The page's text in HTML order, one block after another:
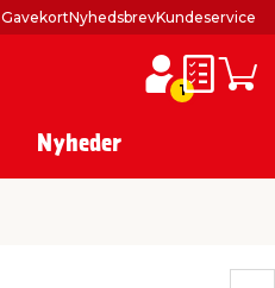
1
GavekortNyhedsbrevKundeservice
Nyheder